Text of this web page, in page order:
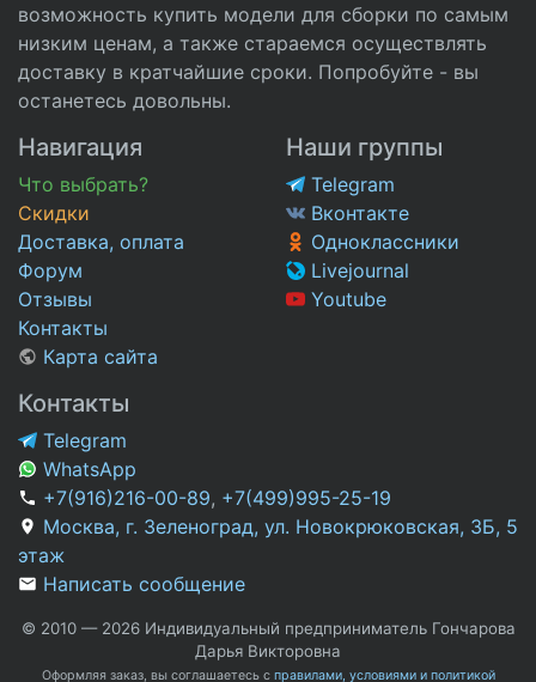
возможность купить модели для сборки по самым
низким ценам, а также стараемся осуществлять
доставку в кратчайшие сроки. Попробуйте - вы
останетесь довольны.
Навигация
Что выбрать?
Скидки
Доставка, оплата
Форум
Отзывы
Контакты
Карта сайта
Наши группы
Telegram
Вконтакте
Одноклассники
Livejournal
Youtube
Контакты
Telegram
WhatsApp
+7(916)216-00-89, +7(499)995-25-19
Москва, г. Зеленоград, ул. Новокрюковская, 3Б, 5
этаж
Написать сообщение
© 2010 — 2026 Индивидуальный предприниматель Гончарова
Дарья Викторовна
Оформляя заказ, вы соглашаетесь с правилами, условиями и политикой